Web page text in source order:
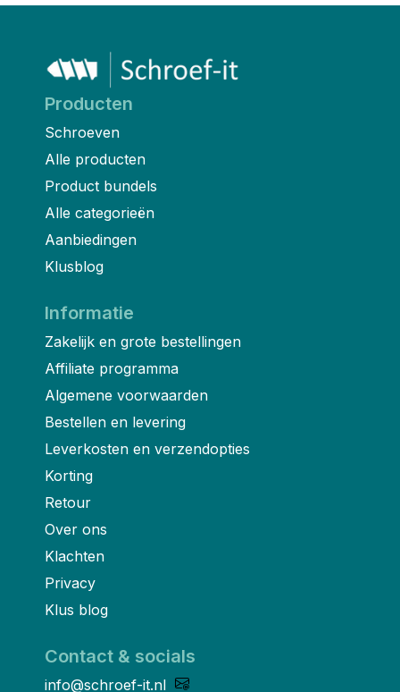
Producten
Schroeven
Alle producten
Product bundels
Alle categorieën
Aanbiedingen
Klusblog
Informatie
Zakelijk en grote bestellingen
Affiliate programma
Algemene voorwaarden
Bestellen en levering
Leverkosten en verzendopties
Korting
Retour
Over ons
Klachten
Privacy
Klus blog
Contact & socials
info@schroef-it.nl